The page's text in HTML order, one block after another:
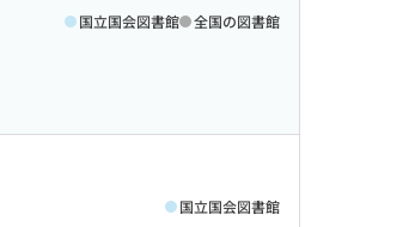
国立国会図書館 全国の図書館
国立国会図書館